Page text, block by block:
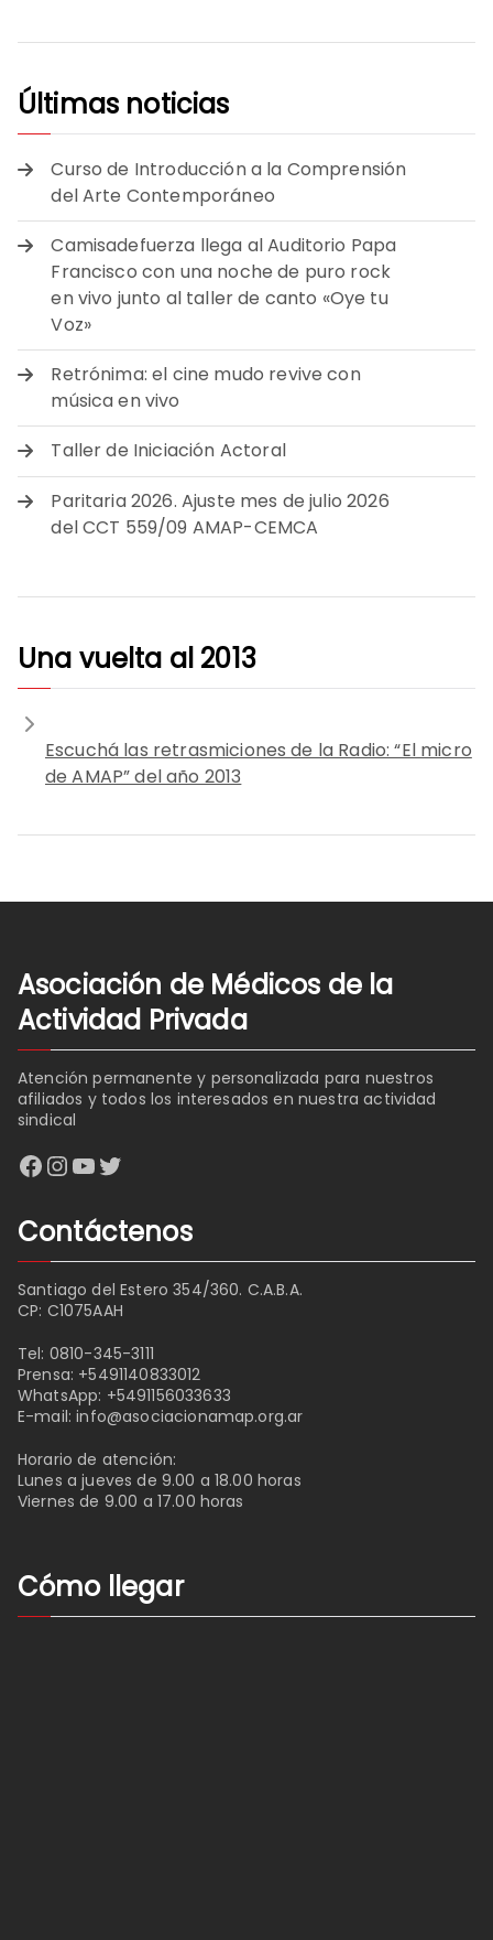
Últimas noticias
Curso de Introducción a la Comprensión
del Arte Contemporáneo
Camisadefuerza llega al Auditorio Papa
Francisco con una noche de puro rock
en vivo junto al taller de canto «Oye tu
Voz»
Retrónima: el cine mudo revive con
música en vivo
Taller de Iniciación Actoral
Paritaria 2026. Ajuste mes de julio 2026
del CCT 559/09 AMAP-CEMCA
Una vuelta al 2013
Escuchá las retrasmiciones de la Radio: “El micro
de AMAP” del año 2013
Asociación de Médicos de la
Actividad Privada
Atención permanente y personalizada para nuestros
afiliados y todos los interesados en nuestra actividad
sindical
Facebook
Instagram
YouTube
Twitter
Contáctenos
Santiago del Estero 354/360. C.A.B.A.
CP: C1075AAH
Tel: 0810-345-3111
Prensa: +5491140833012
WhatsApp: +5491156033633
E-mail:info@asociacionamap.org.ar
Horario de atención:
Lunes a jueves de 9.00 a 18.00 horas
Viernes de 9.00 a 17.00 horas
Cómo llegar